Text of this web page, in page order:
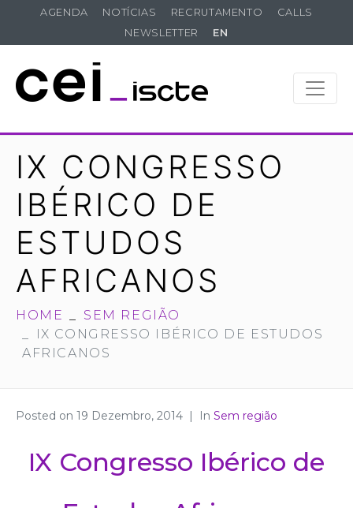
AGENDA NOTÍCIAS RECRUTAMENTO
CALLS
NEWSLETTER
EN
IX CONGRESSO
IBÉRICO DE
ESTUDOS
AFRICANOS
HOME
SEM REGIÃO
IX CONGRESSO IBÉRICO DE ESTUDOS
AFRICANOS
Posted on 19 Dezembro, 2014 In Sem região
IX Congresso Ibérico de